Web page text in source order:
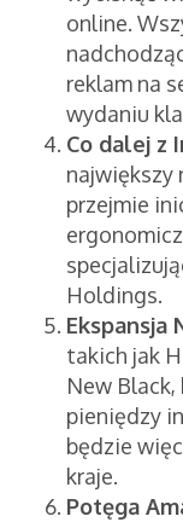
online.
reklam na
wydaniu
Co dalej z
największy
przejmie
Holdings.
Ekspansja
takich jak
New Black,
pieniędzy
będzie
kraje.
Potęga